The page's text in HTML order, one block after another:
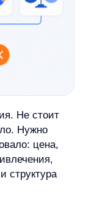
что
ним
нужно